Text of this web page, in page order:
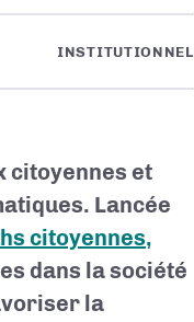
INSTITUTIONNEL
citoyennes et
Lancée
citoyennes,
dans la société
la